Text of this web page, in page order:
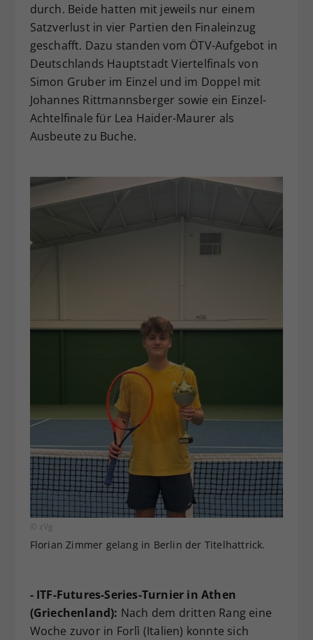
durch. Beide hatten mit jeweils nur einem
Satzverlust in vier Partien den Finaleinzug
geschafft. Dazu standen vom ÖTV-Aufgebot in
Deutschlands Hauptstadt Viertelfinals von
Simon Gruber im Einzel und im Doppel mit
Johannes Rittmannsberger sowie ein Einzel-
Achtelfinale für Lea Haider-Maurer als
Ausbeute zu Buche.
© zVg
Florian Zimmer gelang in Berlin der Titelhattrick.
- ITF-Futures-Series-Turnier in Athen
(Griechenland): Nach dem dritten Rang eine
Woche zuvor in Forlì (Italien) konnte sich